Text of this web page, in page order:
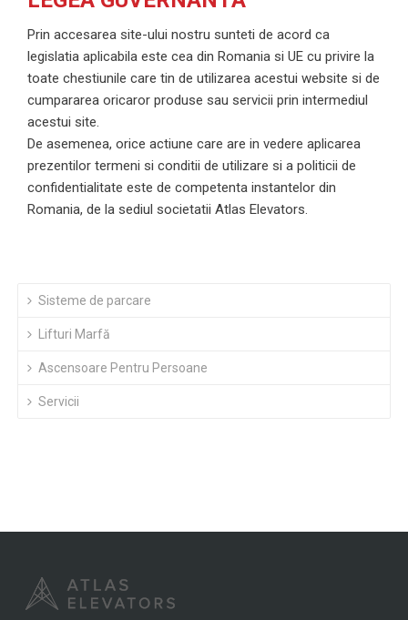
Prin accesarea site-ului nostru sunteti de acord ca
legislatia aplicabila este cea din Romania si UE cu privire la
toate chestiunile care tin de utilizarea acestui website si de
cumpararea oricaror produse sau servicii prin intermediul
acestui site.
De asemenea, orice actiune care are in vedere aplicarea
prezentilor termeni si conditii de utilizare si a politicii de
confidentialitate este de competenta instantelor din
Romania, de la sediul societatii Atlas Elevators.
Sisteme de parcare
Lifturi Marfă
Ascensoare Pentru Persoane
Servicii